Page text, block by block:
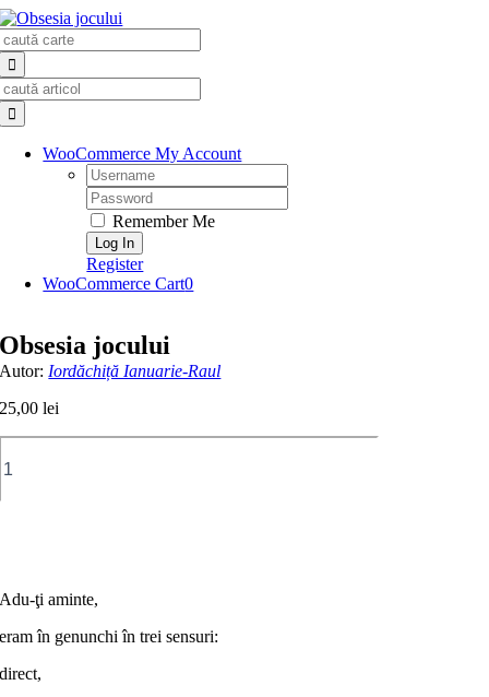
Skip
to
content
WooCommerce My Account
Username:
Password:
Remember Me
Register
WooCommerce Cart0
Obsesia jocului
Autor: Iordăchiță Ianuarie-Raul
25,00lei
Adu-ţi aminte,
eram în genunchi în trei sensuri:
direct,